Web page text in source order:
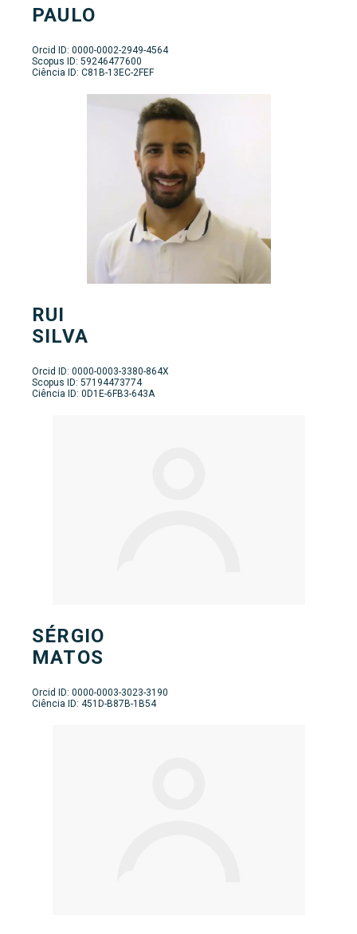
PAULO
Orcid ID: 0000-0002-2949-4564
Scopus ID: 59246477600
Ciência ID: C81B-13EC-2FEF
RUI
SILVA
Orcid ID: 0000-0003-3380-864X
Scopus ID: 57194473774
Ciência ID: 0D1E-6FB3-643A
SÉRGIO
MATOS
Orcid ID: 0000-0003-3023-3190
Ciência ID: 451D-B87B-1B54